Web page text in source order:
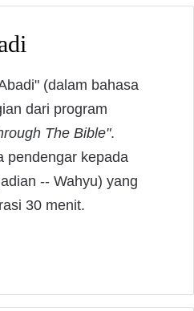
(dalam bahasa
dari program
The Bible".
pendengar kepada
-- Wahyu) yang
30 menit.